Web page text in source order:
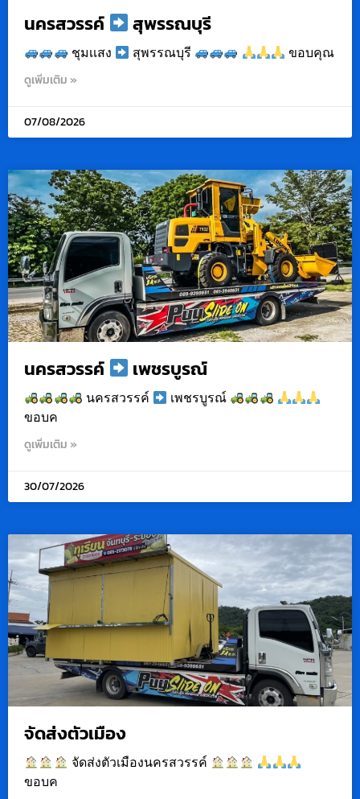
นครสวรรค์ สุพรรณบุรี
ชุมเเสง สุพรรณบุรี ขอบคุณ
ดูเพิ่มเติม »
07/08/2026
นครสวรรค์ เพชรบูรณ์
นครสวรรค์
เพชรบูรณ์
ขอบค
ดูเพิ่มเติม »
30/07/2026
จัดส่งตัวเมือง
จัดส่งตัวเมืองนครสวรรค์
ขอบค